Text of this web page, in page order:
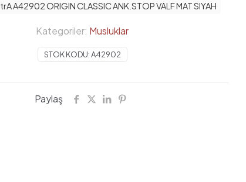
STOK KODU:A42902
Kategoriler: Musluklar
A42902 ORIGIN CLASSIC ANK.STOP VALF MAT SIYAH
Paylaş